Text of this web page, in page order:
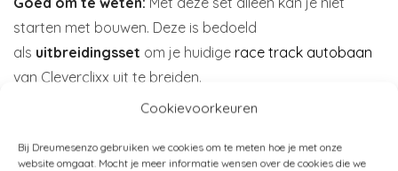
Cookievoorkeuren
Bij Dreumesenzo gebruiken we cookies om te meten hoe je met onze
website omgaat. Mocht je meer informatie wensen over de cookies die we
starten met bouwen. Deze is bedoeld
als uitbreidingsset om je huidige race track autobaan
van Cleverclixx uit te breiden.
Merk: Cleverclixx